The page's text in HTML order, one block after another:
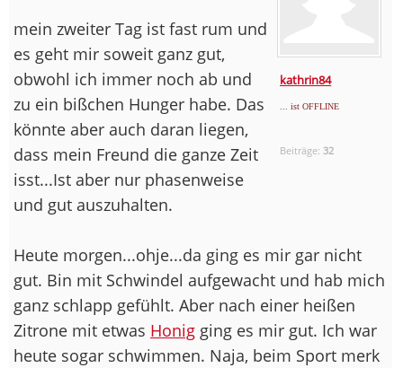
kathrin84
... ist OFFLINE
Beiträge:32
mein zweiter Tag ist fast rum und
es geht mir soweit ganz gut,
obwohl ich immer noch ab und
zu ein bißchen Hunger habe. Das
könnte aber auch daran liegen,
dass mein Freund die ganze Zeit
isst...Ist aber nur phasenweise
und gut auszuhalten.
Heute morgen...ohje...da ging es mir gar nicht
gut. Bin mit Schwindel aufgewacht und hab mich
ganz schlapp gefühlt. Aber nach einer heißen
Zitrone mit etwas Honig ging es mir gut. Ich war
heute sogar schwimmen. Naja, beim Sport merk